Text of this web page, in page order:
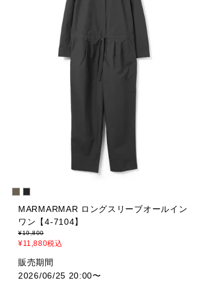
MARMARMAR ロングスリーブオールイン
ワン【4-7104】
¥19,800
¥11,880税込
販売期間
2026/06/25 20:00〜